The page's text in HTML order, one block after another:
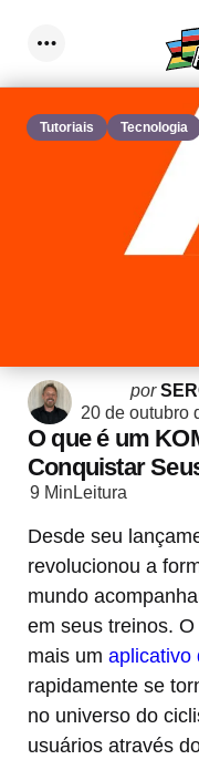
Tutoriais Tecnologia
Postado
por
por
20 de outubro
O que é um
Conquistar
9 Min Leitura
Desde seu
revolucionou a
mundo
em seus treinos.
mais um aplicativo
rapidamente se
no universo do
usuários através